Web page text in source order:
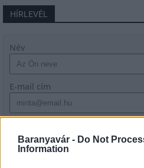
Baranyavár - Do Not
Information
HÍRLEVÉL
Név
E-mail cím
szabályzatot!